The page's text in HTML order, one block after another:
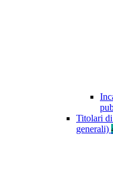
Titolari
generali)